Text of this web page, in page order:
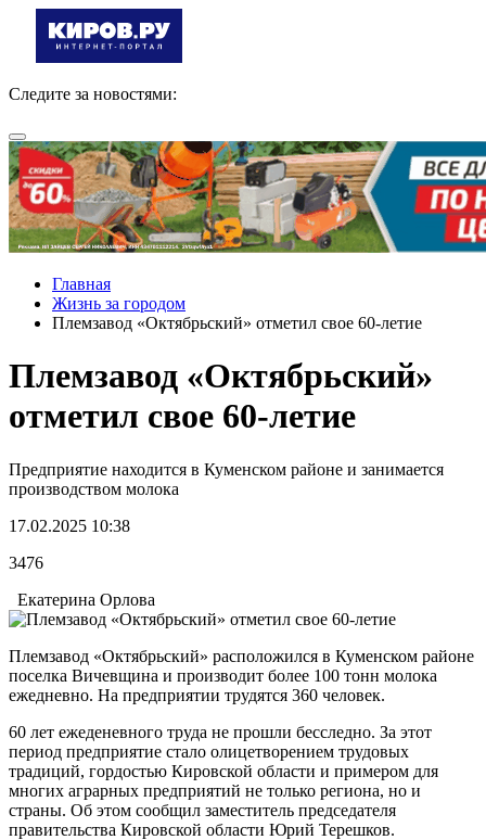
Следите за новостями:
Главная
Жизнь за городом
Племзавод «Октябрьский» отметил свое 60-летие
Племзавод «Октябрьский»
отметил свое 60-летие
Предприятие находится в Куменском районе и занимается
производством молока
17.02.2025 10:38
3476
Екатерина Орлова
Племзавод «Октябрьский» расположился в Куменском районе
поселка Вичевщина и производит более 100 тонн молока
ежедневно. На предприятии трудятся 360 человек.
60 лет ежеденевного труда не прошли бесследно. За этот
период предприятие стало олицетворением трудовых
традиций, гордостью Кировской области и примером для
многих аграрных предприятий не только региона, но и
страны. Об этом сообщил заместитель председателя
правительства Кировской области Юрий Терешков.